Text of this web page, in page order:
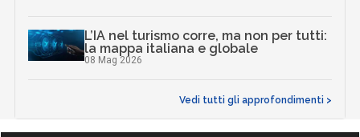
L’IA nel turismo corre, ma non per tutti:
la mappa italiana e globale
08 Mag 2026
Vedi tutti gli approfondimenti >